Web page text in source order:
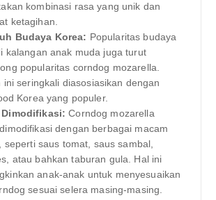
kombinasi rasa yang unik dan
ketagihan.
Budaya Korea: Popularitas budaya
kalangan anak muda juga turut
popularitas corndog mozarella.
ini seringkali diasosiasikan dengan
Korea yang populer.
Dimodifikasi: Corndog mozarella
dengan berbagai macam
seperti saus tomat, saus sambal,
atau bahkan taburan gula. Hal ini
anak-anak untuk menyesuaikan
sesuai selera masing-masing.